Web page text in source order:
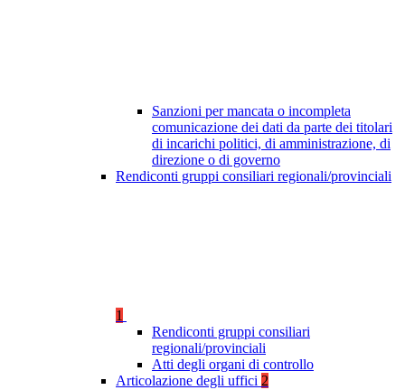
Sanzioni per mancata o incompleta
comunicazione dei dati da parte dei titolari
di incarichi politici, di amministrazione, di
direzione o di governo
Rendiconti gruppi consiliari regionali/provinciali
1
Rendiconti gruppi consiliari
regionali/provinciali
Atti degli organi di controllo
Articolazione degli uffici 2